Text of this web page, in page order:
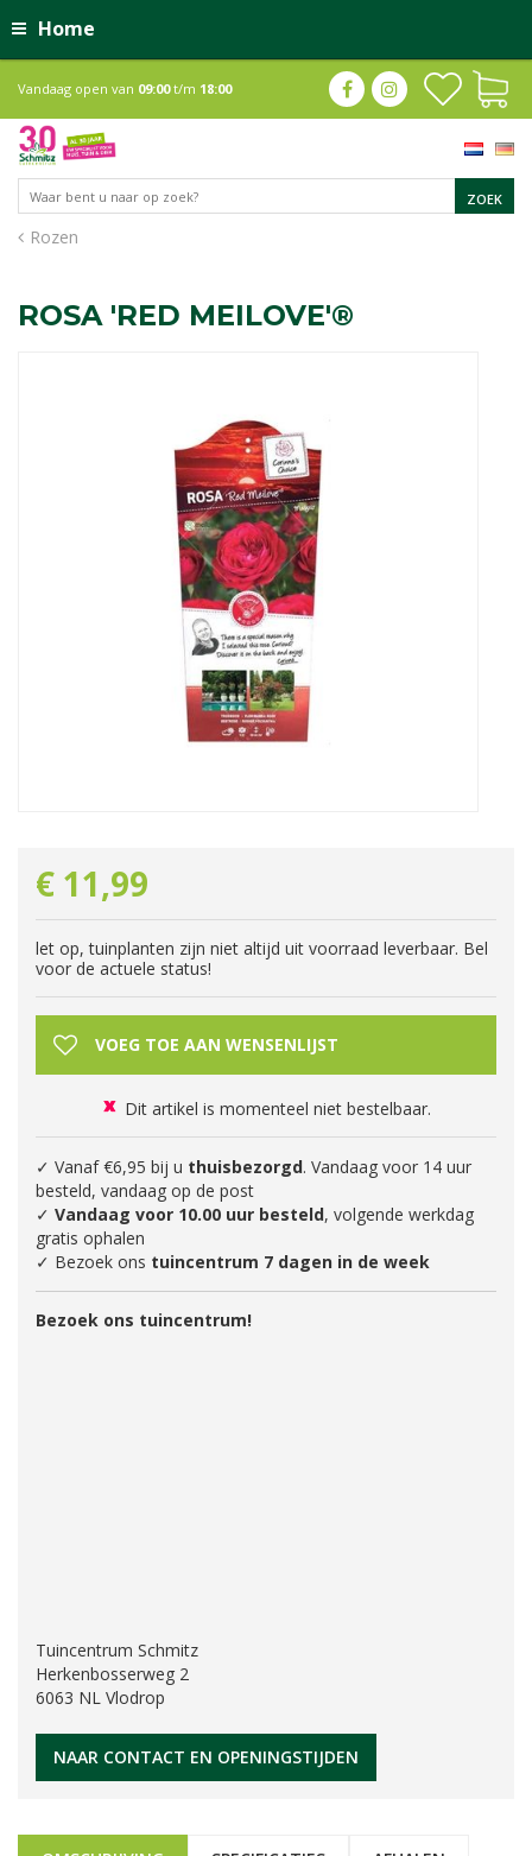
Home
Rozen
Vandaag open van 09:00t/m 18:00
ROSA 'RED MEILOVE'®
€ 11,99
let op, tuinplanten zijn niet altijd uit voorraad leverbaar. Bel
voor de actuele status!
Dit artikel is momenteel niet bestelbaar.
✓ Vanaf €6,95 bij u thuisbezorgd. Vandaag voor 14 uur
besteld, vandaag op de post
✓ Vandaag voor 10.00 uur besteld, volgende werkdag
gratis ophalen
✓ Bezoek ons tuincentrum 7 dagen in de week
Bezoek ons tuincentrum!
Tuincentrum Schmitz
Herkenbosserweg 2
6063 NL Vlodrop
NAAR CONTACT EN OPENINGSTIJDEN